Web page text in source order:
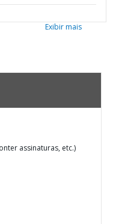
Exibir mais
assinaturas, etc.)